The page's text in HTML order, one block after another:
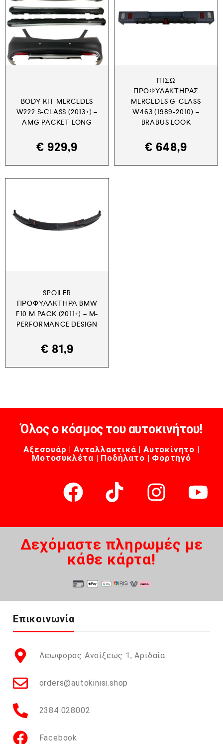
BODY KIT MERCEDES
W222 S-CLASS (2013+) –
AMG PACKET LONG
€ 929,9
ΠΊΣΩ
ΠΡΟΦΥΛΑΚΤΉΡΑΣ
MERCEDES G-CLASS
W463 (1989-2010) –
BRABUS LOOK
€ 648,9
SPOILER
ΠΡΟΦΥΛΑΚΤΉΡΑ BMW
F10 M PACK (2011+) – M-
PERFORMANCE DESIGN
€ 81,9
Όλος ο κόσμος του αυτοκινήτου!
Αξεσουάρ | Ανταλλακτικά | Αυτοκίνητο |
Μοτοσυκλέτα | Ποδήλατο | Φορτηγό
Δεχόμαστε πληρωμές με
κάθε κάρτα!
Επικοινωνία
Λεωφόρος Ανοίξεως 1, Αριδαία
orders@autokinisi.shop
2384 028002
Facebook